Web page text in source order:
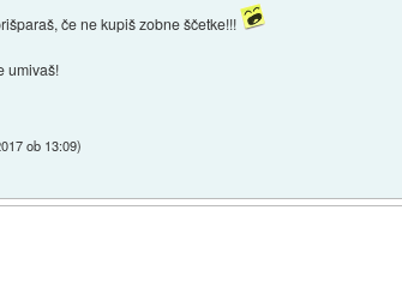
če ne kupiš zobne ščetke!!!
umivaš!
ob 13:09)